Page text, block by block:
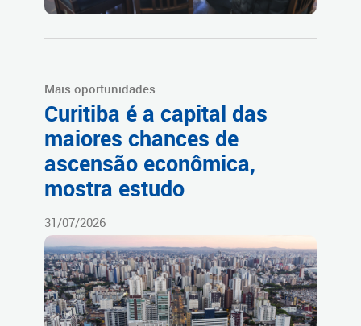
Mais oportunidades
Curitiba é a capital das
maiores chances de
ascensão econômica,
mostra estudo
31/07/2026